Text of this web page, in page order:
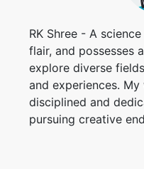
RK Shree - A
flair, and possesses
explore diverse
and experiences.
disciplined and
pursuing creative